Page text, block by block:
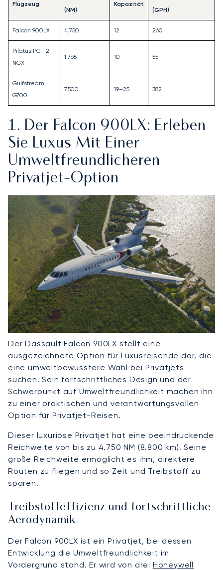
Flugzeug
(NM)
Kapazität
(GPH)
Falcon 900LX 4.750 12 260
Pilatus PC-12
NGX
1.765 10 55
Gulfstream
G700
7.500 19–25 382
1. Der Falcon 900LX: Erleben
Sie Luxus Mit Einer
Umweltfreundlicheren
Privatjet-Option
Der Dassault Falcon 900LX stellt eine
ausgezeichnete Option für Luxusreisende dar, die
eine umweltbewusstere Wahl bei Privatjets
suchen. Sein fortschrittliches Design und der
Schwerpunkt auf Umweltfreundlichkeit machen ihn
zu einer praktischen und verantwortungsvollen
Option für Privatjet-Reisen.
Dieser luxuriöse Privatjet hat eine beeindruckende
Reichweite von bis zu 4.750 NM (8.800 km). Seine
große Reichweite ermöglicht es ihm, direktere
Routen zu fliegen und so Zeit und Treibstoff zu
sparen.
Treibstoffeffizienz und fortschrittliche
Aerodynamik
Der Falcon 900LX ist ein Privatjet, bei dessen
Entwicklung die Umweltfreundlichkeit im
Vordergrund stand. Er wird von drei Honeywell